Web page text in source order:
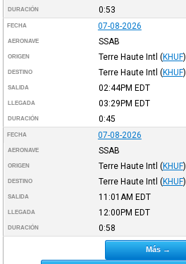
DURACIÓN 0:53
FECHA 07-08-2026
AERONAVE SSAB
ORIGEN Terre Haute Intl (KHUF)
DESTINO Terre Haute Intl (KHUF)
SALIDA 02:44PM EDT
LLEGADA 03:29PM EDT
DURACIÓN 0:45
FECHA 07-08-2026
AERONAVE SSAB
ORIGEN Terre Haute Intl (KHUF)
DESTINO Terre Haute Intl (KHUF)
SALIDA 11:01AM EDT
LLEGADA 12:00PM EDT
DURACIÓN 0:58
Más →